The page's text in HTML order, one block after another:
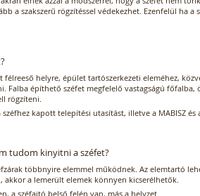
a szakszerű rögzítéssel védekezhet. Ezenfelül ha a
helyre, épület tartószerkezeti eleméhez,
Falba építhető széfet megfelelő vastagságú főfalba,
rögzíteni.
kapott telepítési utasítást, illetve a MABISZ
tudom kinyitni a széfet?
többnyire elemmel működnek. Az elemtartó
a lemerült elemek könnyen kicserélhetők.
a széfajtó belső felén van, más a helyzet.